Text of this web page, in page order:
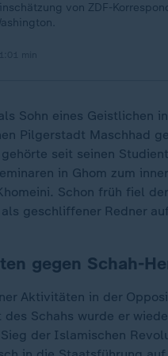
von ZDF-
Sohn eines Geistlichen
Pilgerstadt Maschhad
seit seinen
in Ghom zum
Schon früh fiel
geschliffener Redner
gegen Schah-
Aktivitäten in der
des Schahs wurde er
der Islamischen